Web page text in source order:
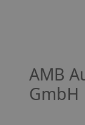
AMB
GmbH